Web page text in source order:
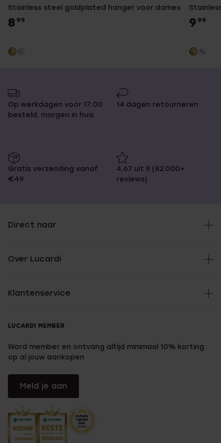
Stainless steel goldplated hanger voor dames
8 99 9 99
Op werkdagen voor 17:00
besteld, morgen in huis
14 dagen retourneren
Gratis verzending vanaf
€49
4,67 uit 5 (82.000+
reviews)
Direct naar
Over Lucardi
Klantenservice
LUCARDI MEMBER
Word member en ontvang altijd minimaal 10% korting
op al jouw aankopen
Meld je aan